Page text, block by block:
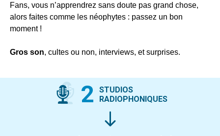
Fans, vous n’apprendrez sans doute pas grand chose,
alors faites comme les néophytes : passez un bon
moment !
Gros son, cultes ou non, interviews, et surprises.
2
STUDIOS
RADIOPHONIQUES